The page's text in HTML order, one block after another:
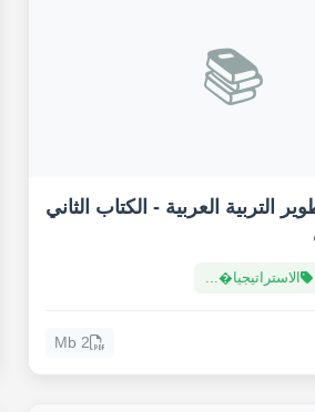
📚
التربية العربية - الكتاب الثاني
الاستراتيجيا�...
2 Mb